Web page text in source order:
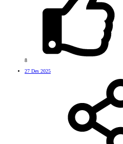
8
27 Des 2025